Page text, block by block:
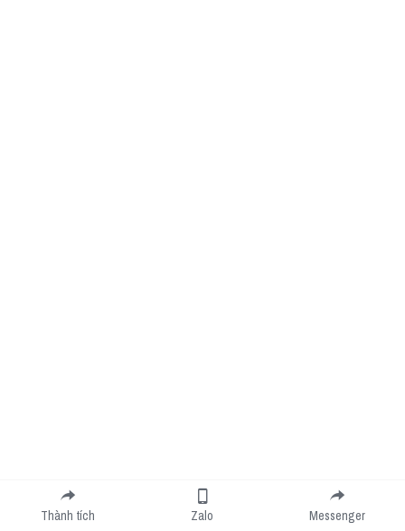
Thành tích Zalo Messenger